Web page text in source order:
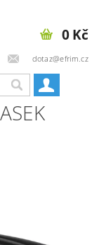
dotaz@efrim.cz
0 Kč